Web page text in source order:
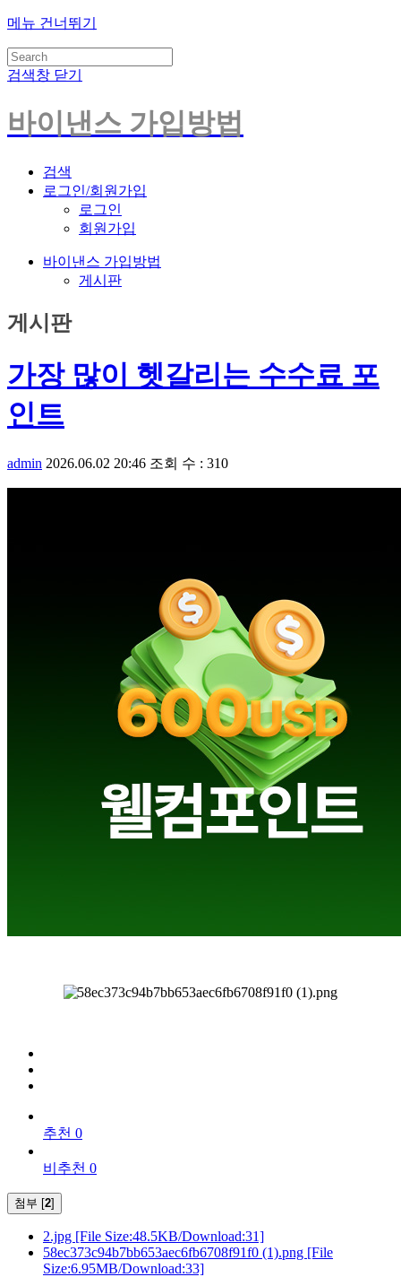
메뉴 건너뛰기
검색창 닫기
바이낸스 가입방법
검색
로그인/회원가입
로그인
회원가입
바이낸스 가입방법
게시판
게시판
가장 많이 헷갈리는 수수료 포
인트
admin 2026.06.02 20:46 조회 수 : 310
추천 0
비추천 0
첨부 [2]
2.jpg [File Size:48.5KB/Download:31]
58ec373c94b7bb653aec6fb6708f91f0 (1).png [File
Size:6.95MB/Download:33]